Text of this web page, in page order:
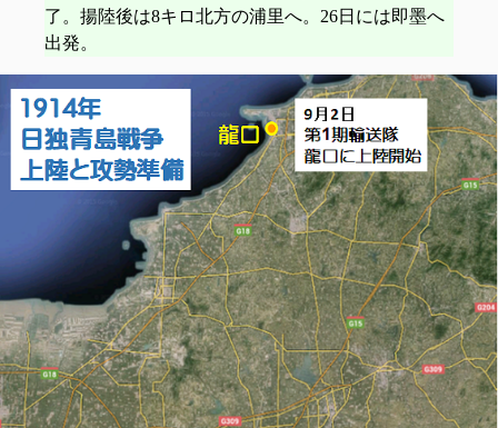
了。揚陸後は8キロ北方の浦里へ。26日には即墨へ
出発。